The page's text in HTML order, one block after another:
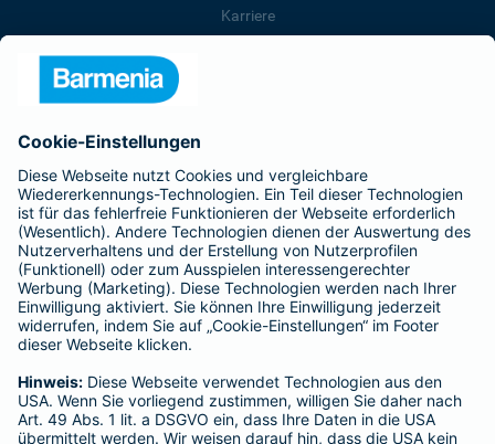
Karriere
Barmenia ist Teil der BarmeniaGothaer
BELIEBTE SEITEN
Kranken-Zusatzversicherung
Tierversicherungen
Haftpflichtversicherung
Hausratversicherung
Adresse ändern
Schaden melden